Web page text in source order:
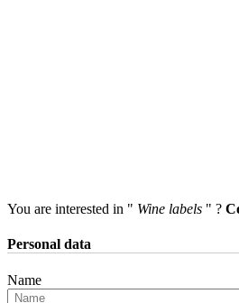
You are interested in " Wine labels " ?
Personal data
Name